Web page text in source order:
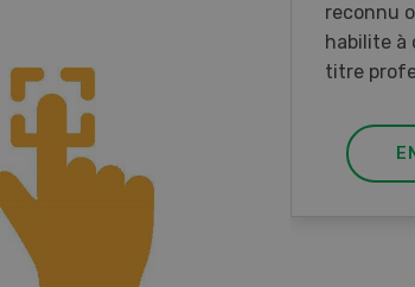
EN SAVOIR PLUS
reconnu
habilite à
titre